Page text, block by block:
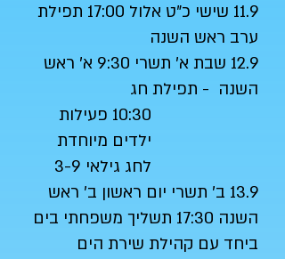
11.9 שישי כ"ט אלול 17:00 תפילת
ערב ראש השנה
12.9 שבת א' תשרי 9:30 א' ראש
השנה - תפילת חג
10:30 פעילות
ילדים מיוחדת
לחג גילאי 3-9
13.9 ב' תשרי יום ראשון ב' ראש
השנה 17:30 תשליך משפחתי בים
ביחד עם קהילת שירת הים